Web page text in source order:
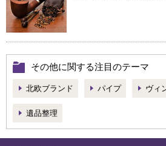
その他に関する注目のテーマ
北欧ブランド パイプ ヴィ
遺品整理